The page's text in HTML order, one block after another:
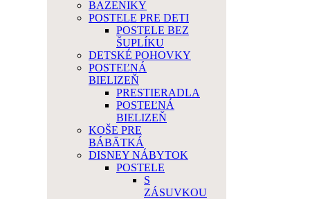
BAZENIKY
POSTELE PRE DETI
POSTELE BEZ
ŠUPLÍKU
DETSKÉ POHOVKY
POSTEĽNÁ
BIELIZEŇ
PRESTIERADLA
POSTEĽNÁ
BIELIZEŇ
KOŠE PRE
BÁBÄTKÁ
DISNEY NÁBYTOK
POSTELE
S
ZÁSUVKOU